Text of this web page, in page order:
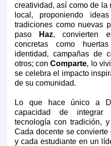
creatividad,así comode la
local ,
proponiendo
tradiciones como nuevas
paso
Haz, convierten
concretas como
identidad, campañas de
otros; conComparte, lo
se celebra el impacto
de su comunidad.
Lo que hace único a
capacidad de integrar
tecnología con tradición,
Cada docente se
y cada estudiante en un